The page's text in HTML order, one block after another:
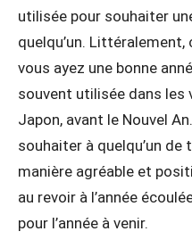
utilisée pour souhaiter
quelqu’un.
vous ayez une bonne
souvent utilisée dans les
Japon, avant le Nouvel
souhaiter à quelqu’un de
manière agréable et
au revoir à l’année
pour l’année à venir.